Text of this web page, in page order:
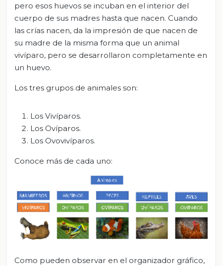
pero esos huevos se incuban en el interior del
cuerpo de sus madres hasta que nacen. Cuando
las crías nacen, da la impresión de que nacen de
su madre de la misma forma que un animal
vivíparo, pero se desarrollaron completamente en
un huevo.
Los tres grupos de animales son:
Los Vivíparos.
Los Ovíparos.
Los Ovovivíparos.
Conoce más de cada uno:
Como pueden observar en el organizador gráfico,